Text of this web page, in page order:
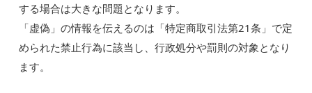
する場合は大きな問題となります。
「虚偽」の情報を伝えるのは「特定商取引法第21条」で定
められた禁止行為に該当し、行政処分や罰則の対象となり
ます。